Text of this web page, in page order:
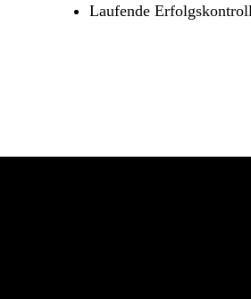
Laufende